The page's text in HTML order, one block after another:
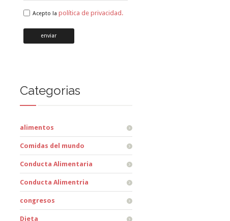
Acepto la política de privacidad.
Categorias
alimentos
Comidas del mundo
Conducta Alimentaria
Conducta Alimentria
congresos
Dieta